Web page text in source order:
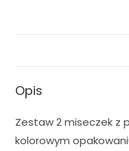
Opis
Zestaw 2 miseczek z
kolorowym